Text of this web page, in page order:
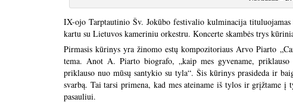
IX-ojo Tarptautinio Šv. Jokūbo festivalio kulminacija
kartu su Lietuvos kameriniu orkestru. Koncerte skambės trys
Pirmasis kūrinys yra žinomo estų kompozitoriaus Arvo Piarto
tema. Anot A. Piarto biografo, „kaip mes gyvename,
priklauso nuo mūsų santykio su tyla“. Šis kūrinys prasideda ir
svarbą. Tai tarsi primena, kad mes ateiname iš tylos ir grįžtame
pasauliui.